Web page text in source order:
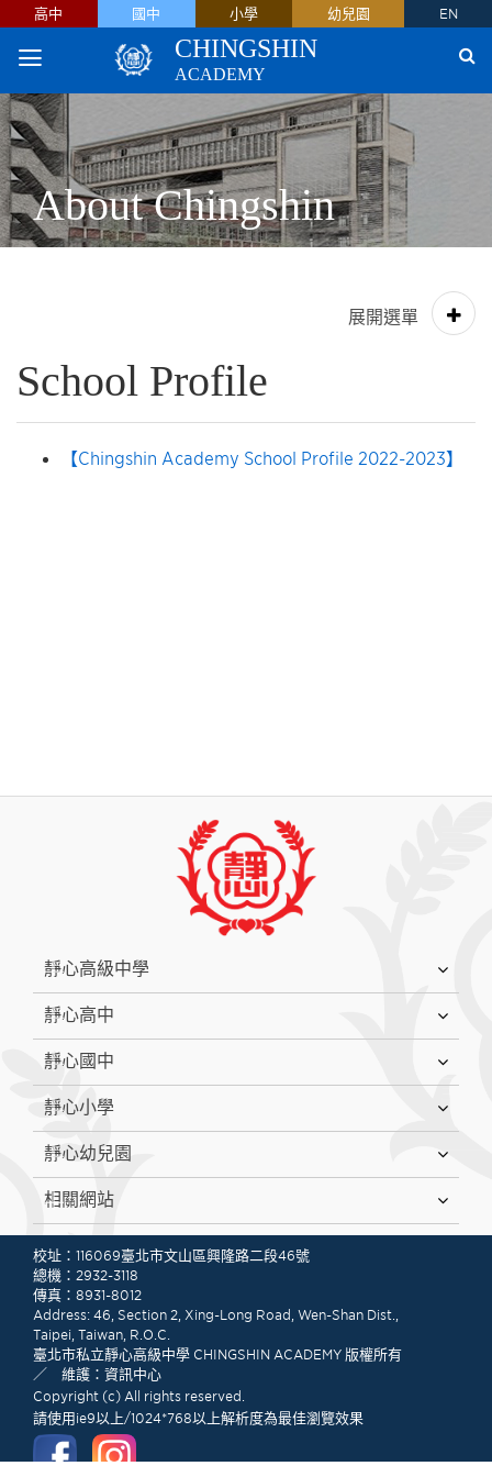
高中 國中 小學 幼兒園 EN
CHINGSHIN
ACADEMY
About Chingshin
School Profile
【Chingshin Academy School Profile 2022-2023】
靜心高級中學
靜心高中
靜心國中
靜心小學
靜心幼兒園
相關網站
校址：116069臺北市文山區興隆路二段46號
總機：2932-3118
傳真：8931-8012
Address: 46, Section 2, Xing-Long Road, Wen-Shan Dist.,
Taipei, Taiwan, R.O.C.
臺北市私立靜心高級中學 CHINGSHIN ACADEMY 版權所有
／ 維護：資訊中心
Copyright (c) All rights reserved.
請使用ie9以上/1024*768以上解析度為最佳瀏覽效果